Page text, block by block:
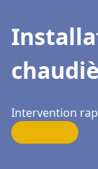
Intervention